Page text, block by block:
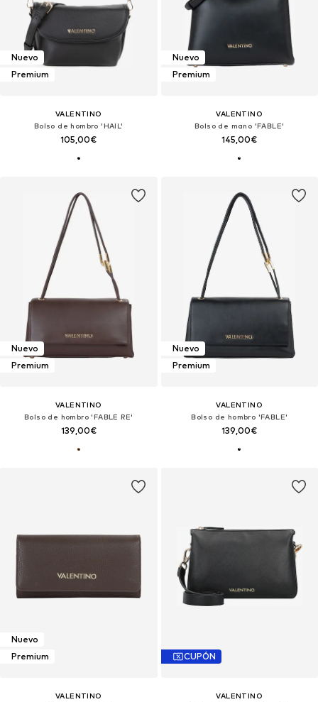
Nuevo
Premium
VALENTINO
Bolso de hombro 'HAIL'
105,00€
Nuevo
Premium
VALENTINO
Bolso de mano 'FABLE'
145,00€
Nuevo
Premium
VALENTINO
Bolso de hombro 'FABLE RE'
139,00€
Nuevo
Premium
VALENTINO
Bolso de hombro 'FABLE'
139,00€
Nuevo
Premium
VALENTINO
CUPÓN
VALENTINO